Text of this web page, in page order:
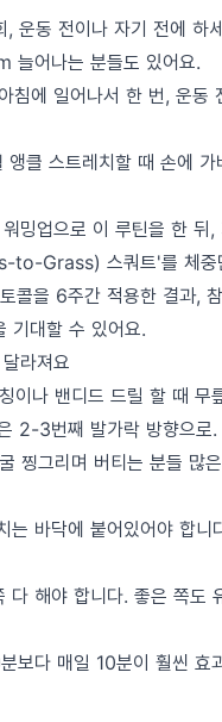
운동 전이나 자기 전에 하
어나는 분들도 있어요.
침에 일어나서 한 번, 운동
앵클 스트레치할 때 손에
밍업으로 이 루틴을 한
to-Grass) 스쿼트'를 체중
을 6주간 적용한 결과,
기대할 수 있어요.
라져요
이나 밴디드 드릴 할 때 무
2-3번째 발가락 방향으로.
찡그리며 버티는 분들 많
는 바닥에 붙어있어야 합니
다 해야 합니다. 좋은 쪽도
보다 매일 10분이 훨씬 효